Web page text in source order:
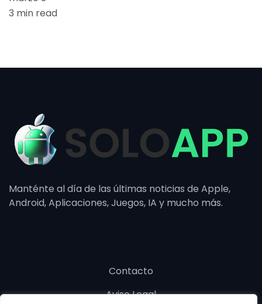
3 min read
Manténte al día de las últimas noticias de Apple,
Android, Aplicaciones, Juegos, IA y mucho más.
Contacto
Aviso Legal